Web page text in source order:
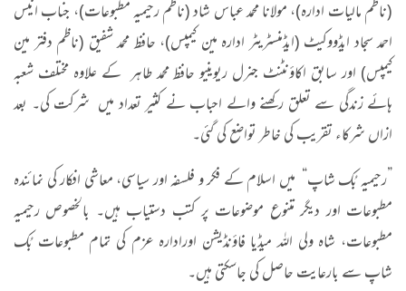
(ناظم مالیات ادارہ)، مولانا محمد عباس شاد (ناظم رحیمیہ مطبوعات)، جناب انیس
احمد سجاد ایڈووکیٹ (ایڈمنسٹریٹر ادارہ مین کیمپس)، حافظ محمد شفیق (ناظم دفتر مین
کیمپس) اور سابق اکاؤنٹنٹ جنرل ریوینیو حافظ محمد طاہر کے علاوہ مختلف شعبہ
ہائے زندگی سے تعلق رکھنے والے احباب نے کثیر تعداد میں شرکت کی۔ بعد
ازاں شرکاء تقریب کی خاطر تواضع کی گئی۔
”رحیمیہ بُک شاپ“ میں اسلام کے فکر و فلسفہ اور سیاسی، معاشی افکار کی نمائندہ
مطبوعات اور دیگر متنوع موضوعات پر کتب دستیاب ہیں۔ بالخصوص رحیمیہ
مطبوعات، شاہ ولی اللہ میڈیا فاؤنڈیشن اورادارہ عزم کی تمام مطبوعات بُک
شاپ سے بارعایت حاصل کی جاسکتی ہیں۔